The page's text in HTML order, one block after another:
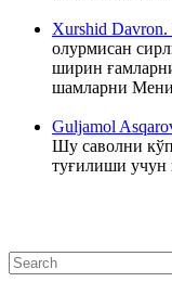
Xurshid Davron.
олурмисан
ширин
шамларни
Guljamol
Шу саволни
туғилиши